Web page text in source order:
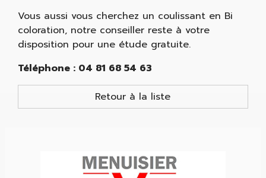
Vous aussi vous cherchez un coulissant en Bi
coloration, notre conseiller reste à votre
disposition pour une étude gratuite.
Téléphone : 04 81 68 54 63
Retour à la liste